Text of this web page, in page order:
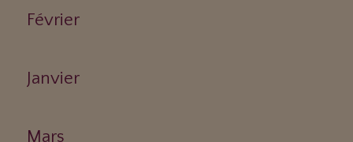
Février
Janvier
Mars